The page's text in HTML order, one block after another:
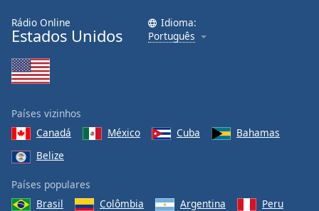
Rádio Online
Estados Unidos
Idioma:
Português
Países vizinhos
Canadá
México Cuba
Bahamas
Belize
Países populares
Brasil
Colômbia Argentina Peru